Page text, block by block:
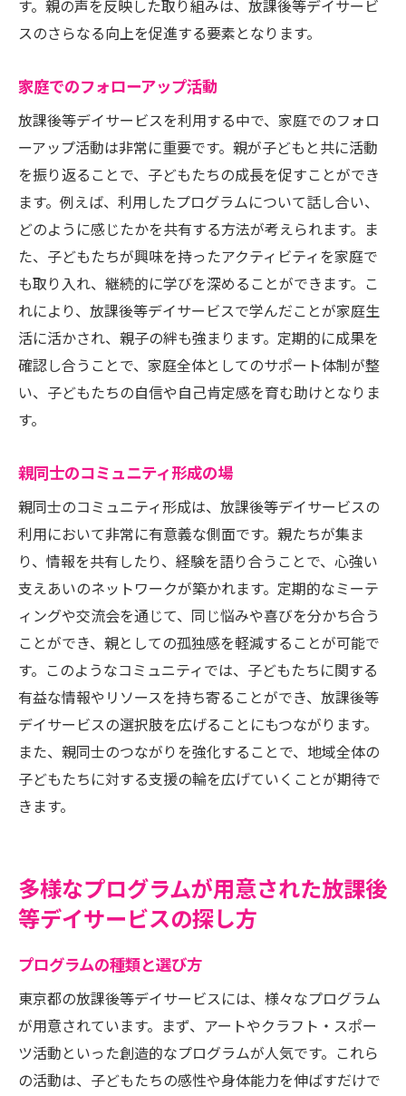
す。親の声を反映した取り組みは、放課後等デイサービ
スのさらなる向上を促進する要素となります。
家庭でのフォローアップ活動
放課後等デイサービスを利用する中で、家庭でのフォロ
ーアップ活動は非常に重要です。親が子どもと共に活動
を振り返ることで、子どもたちの成長を促すことができ
ます。例えば、利用したプログラムについて話し合い、
どのように感じたかを共有する方法が考えられます。ま
た、子どもたちが興味を持ったアクティビティを家庭で
も取り入れ、継続的に学びを深めることができます。こ
れにより、放課後等デイサービスで学んだことが家庭生
活に活かされ、親子の絆も強まります。定期的に成果を
確認し合うことで、家庭全体としてのサポート体制が整
い、子どもたちの自信や自己肯定感を育む助けとなりま
す。
親同士のコミュニティ形成の場
親同士のコミュニティ形成は、放課後等デイサービスの
利用において非常に有意義な側面です。親たちが集ま
り、情報を共有したり、経験を語り合うことで、心強い
支えあいのネットワークが築かれます。定期的なミーテ
ィングや交流会を通じて、同じ悩みや喜びを分かち合う
ことができ、親としての孤独感を軽減することが可能で
す。このようなコミュニティでは、子どもたちに関する
有益な情報やリソースを持ち寄ることができ、放課後等
デイサービスの選択肢を広げることにもつながります。
また、親同士のつながりを強化することで、地域全体の
子どもたちに対する支援の輪を広げていくことが期待で
きます。
多様なプログラムが用意された放課後
等デイサービスの探し方
プログラムの種類と選び方
東京都の放課後等デイサービスには、様々なプログラム
が用意されています。まず、アートやクラフト・スポー
ツ活動といった創造的なプログラムが人気です。これら
の活動は、子どもたちの感性や身体能力を伸ばすだけで